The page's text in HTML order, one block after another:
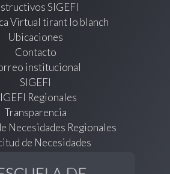
SIGEFI
Virtual tirant lo blanch
Ubicaciones
Contacto
institucional
SIGEFI
Regionales
Transparencia
Necesidades Regionales
de Necesidades